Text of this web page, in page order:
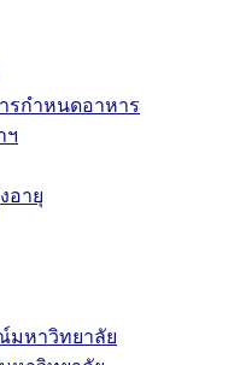
รกำหนดอาหาร
ฯ
อายุ
มหาวิทยาลัย